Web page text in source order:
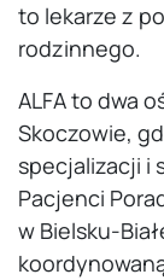
to lekarze z
rodzinnego.
ALFA to dwa
Skoczowie,
specjalizacji i
Pacjenci
w Bielsku-